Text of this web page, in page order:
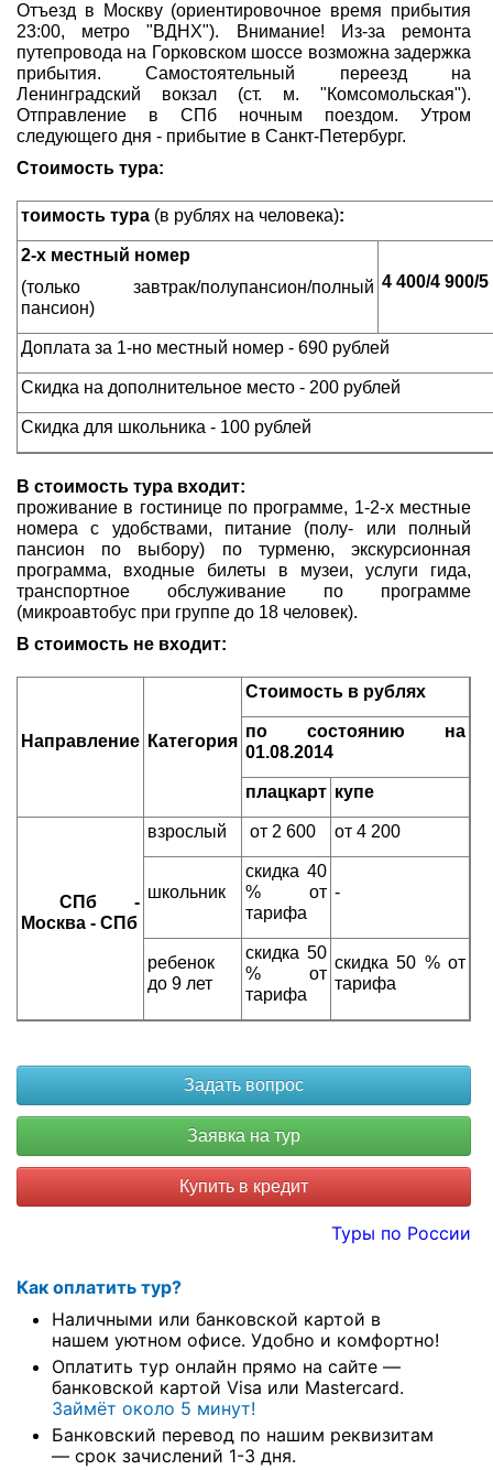
Отъезд в Москву (ориентировочное время прибытия
23:00, метро "ВДНХ"). Внимание! Из-за ремонта
путепровода на Горковском шоссе возможна задержка
прибытия. Самостоятельный переезд на
Ленинградский вокзал (ст. м. "Комсомольская").
Отправление в СПб ночным поездом. Утром
следующего дня - прибытие в Санкт-Петербург.
Стоимость тура:
тоимость тура (в рублях на человека):
2-х местный номер
(только завтрак/полупансион/полный
пансион)
4 400/4 900/5
Доплата за 1-но местный номер - 690 рублей
Скидка на дополнительное место - 200 рублей
Скидка для школьника - 100 рублей
В стоимость тура входит:
проживание в гостинице по программе, 1-2-х местные
номера с удобствами, питание (полу- или полный
пансион по выбору) по турменю, экскурсионная
программа, входные билеты в музеи, услуги гида,
транспортное обслуживание по программе
(микроавтобус при группе до 18 человек).
В стоимость не входит:
Направление Категория
Стоимость в рублях
по состоянию на
01.08.2014
плацкарт купе
СПб -
Москва - СПб
взрослый от 2 600 от 4 200
школьник
скидка 40
% от
тарифа
-
ребенок
до 9 лет
скидка 50
% от
тарифа
скидка 50 % от
тарифа
Купить в кредит
Туры по России
Как оплатить тур?
Наличными или банковской картой в
нашем уютном офисе. Удобно и комфортно!
Оплатить тур онлайн прямо на сайте —
банковской картой Visa или Mastercard.
Займёт около 5 минут!
Банковский перевод по нашим реквизитам
— срок зачислений 1-3 дня.